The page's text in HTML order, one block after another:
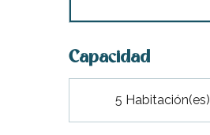
Capacidad
5 Habitación(es)